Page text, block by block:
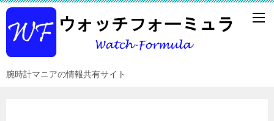
腕時計マニアの情報共有サイト